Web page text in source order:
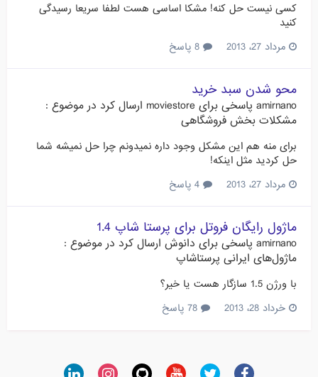
کسی نیست حل کنه! مشکا اساسی هست لطفا سریعا رسیدگی
کنید
مرداد 27، 2013
محو شدن سبد خرید
amirnano پاسخی برای moviestore ارسال کرد در موضوع :
مشکلات بخش فروشگاهی
برای منه هم این مشکل وجود داره نمیدونم چرا حل نمیشه شما
حل کردید مثل اینکه!
مرداد 27، 2013
ماژول رایگان فروتل برای پرستا شاپ 1.4
amirnano پاسخی برای دانوش ارسال کرد در موضوع :
ماژول‌های ایرانی پرستاشاپ
با ورژن 1.5 سازگار هست یا خیر؟
خرداد 28، 2013